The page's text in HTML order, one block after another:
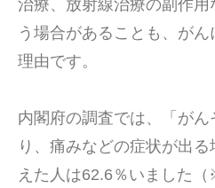
治療、放射線治療の副作
う場合があることも、が
理由です。
内閣府の調査では、「がん
り、痛みなどの症状が出
えた人は62.6％いました（